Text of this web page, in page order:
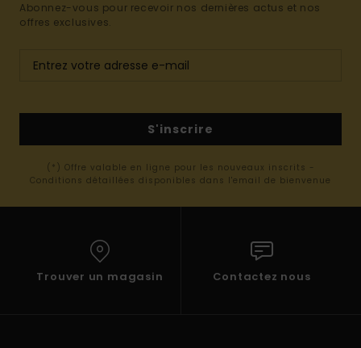
Abonnez-vous pour recevoir nos dernières actus et nos
offres exclusives.
S'inscrire
(*) Offre valable en ligne pour les nouveaux inscrits -
Conditions détaillées disponibles dans l'email de bienvenue
Trouver un magasin Contactez nous